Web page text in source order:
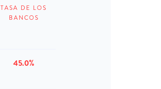
TASA DE LOS
BANCOS
45.0%